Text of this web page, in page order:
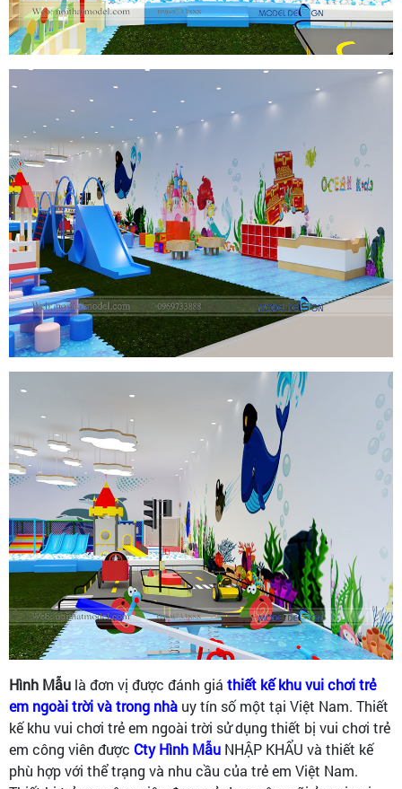
Hình Mẫu là đơn vị được đánh giá thiết kế khu vui chơi trẻ
em ngoài trời và trong nhà uy tín số một tại Việt Nam. Thiết
kế khu vui chơi trẻ em ngoài trời sử dụng thiết bị vui chơi trẻ
em công viên được Cty Hình Mẫu NHẬP KHẨU và thiết kế
phù hợp với thể trạng và nhu cầu của trẻ em Việt Nam.